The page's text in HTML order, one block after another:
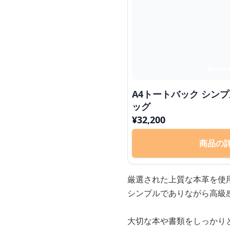
A4トートバック シン
ッグ
¥32,200
商品の
厳選された上質な本革を
シンプルでありながら高
大切な本や書類をしっか